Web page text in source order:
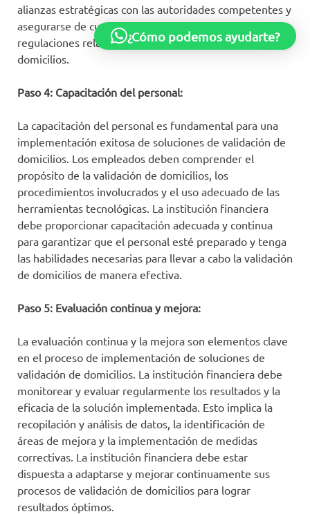
alianzas estratégicas con las autoridades competentes y
asegurarse de cumplir con los requisitos legales y
regulaciones relacionadas con la validación de
domicilios.
Paso 4: Capacitación del personal:
La capacitación del personal es fundamental para una
implementación exitosa de soluciones de validación de
domicilios. Los empleados deben comprender el
propósito de la validación de domicilios, los
procedimientos involucrados y el uso adecuado de las
herramientas tecnológicas. La institución financiera
debe proporcionar capacitación adecuada y continua
para garantizar que el personal esté preparado y tenga
las habilidades necesarias para llevar a cabo la validación
de domicilios de manera efectiva.
Paso 5: Evaluación continua y mejora:
La evaluación continua y la mejora son elementos clave
en el proceso de implementación de soluciones de
validación de domicilios. La institución financiera debe
monitorear y evaluar regularmente los resultados y la
eficacia de la solución implementada. Esto implica la
recopilación y análisis de datos, la identificación de
áreas de mejora y la implementación de medidas
correctivas. La institución financiera debe estar
dispuesta a adaptarse y mejorar continuamente sus
procesos de validación de domicilios para lograr
resultados óptimos.
¿Cómo podemos ayudarte?